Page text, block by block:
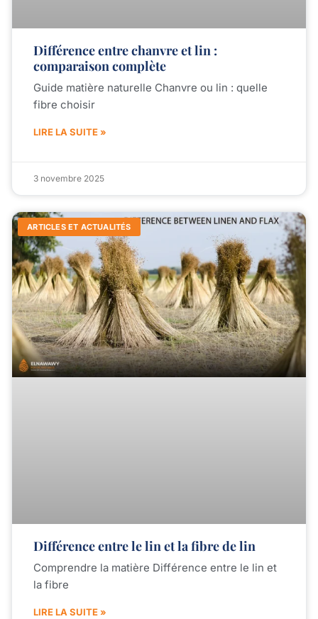
Différence entre chanvre et lin :
comparaison complète
Guide matière naturelle Chanvre ou lin : quelle
fibre choisir
LIRE LA SUITE »
3 novembre 2025
ARTICLES ET ACTUALITÉS
Différence entre le lin et la fibre de lin
Comprendre la matière Différence entre le lin et
la fibre
LIRE LA SUITE »